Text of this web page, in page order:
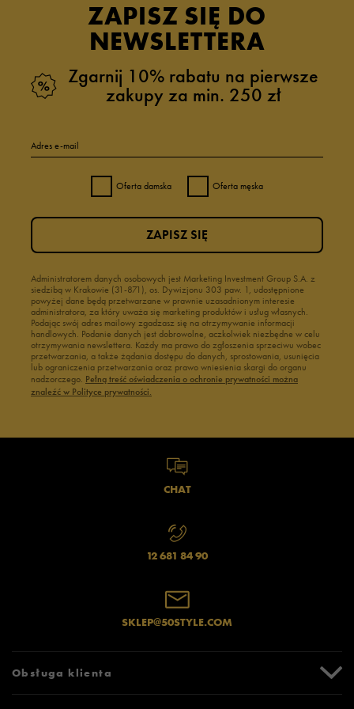
ZAPISZ SIĘ DO
NEWSLETTERA
Zgarnij 10% rabatu na pierwsze
zakupy za min. 250 zł
Adres e-mail
Oferta damska Oferta męska
Administratorem danych osobowych jest Marketing Investment Group S.A. z
siedzibą w Krakowie (31-871), os. Dywizjonu 303 paw. 1, udostępnione
powyżej dane będą przetwarzane w prawnie uzasadnionym interesie
administratora, za który uważa się marketing produktów i usług własnych.
Podając swój adres mailowy zgadzasz się na otrzymywanie informacji
handlowych. Podanie danych jest dobrowolne, aczkolwiek niezbędne w celu
otrzymywania newslettera. Każdy ma prawo do zgłoszenia sprzeciwu wobec
przetwarzania, a także żądania dostępu do danych, sprostowania, usunięcia
lub ograniczenia przetwarzania oraz prawo wniesienia skargi do organu
nadzorczego. Pełną treść oświadczenia o ochronie prywatności można
znaleźć w Polityce prywatności.
ZAPISZ SIĘ
CHAT
12 681 84 90
SKLEP@50STYLE.COM
Obsługa klienta